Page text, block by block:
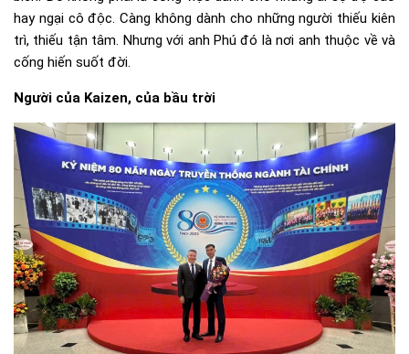
hay ngại cô độc. Càng không dành cho những người thiếu kiên
trì, thiếu tận tâm. Nhưng với anh Phú đó là nơi anh thuộc về và
cống hiến suốt đời.
Người của Kaizen, của bầu trời